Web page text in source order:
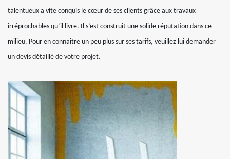
talentueux a vite conquis le cœur de ses clients grâce aux travaux
irréprochables qu’il livre. Il s’est construit une solide réputation dans ce
milieu. Pour en connaitre un peu plus sur ses tarifs, veuillez lui demander
un devis détaillé de votre projet.